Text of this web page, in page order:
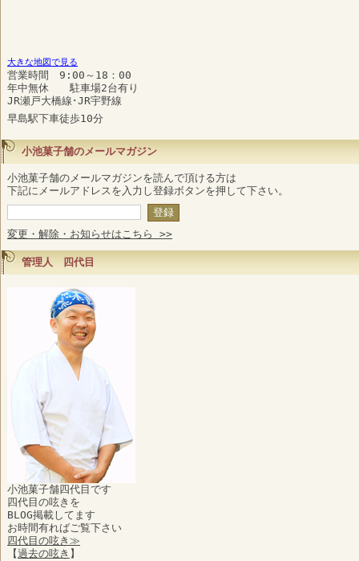
大きな地図で見る
営業時間 9:00～18：00
年中無休 駐車場2台有り
JR瀬戸大橋線･JR宇野線
早島駅下車徒歩10分
小池菓子舗のメールマガジン
小池菓子舗のメールマガジンを読んで頂ける方は
下記にメールアドレスを入力し登録ボタンを押して下さい。
変更・解除・お知らせはこちら >>
管理人 四代目
小池菓子舗四代目です
四代目の呟きを
BLOG掲載してます
お時間有ればご覧下さい
四代目の呟き≫
【過去の呟き 】